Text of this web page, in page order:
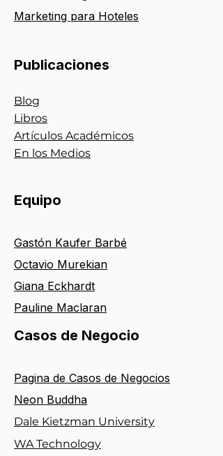
Marketing para Hoteles
Publicaciones
Blog
Libros
Artículos Académicos
En los Medios
Equipo
Gastón Kaufer Barbé
Octavio Murekian
Giana Eckhardt
Pauline Maclaran
Casos de Negocio
Pagina de Casos de Negocios
Neon Buddha
Dale Kietzman University
WA Technology